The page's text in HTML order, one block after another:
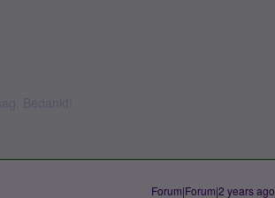
Forum|Forum|2 years ago